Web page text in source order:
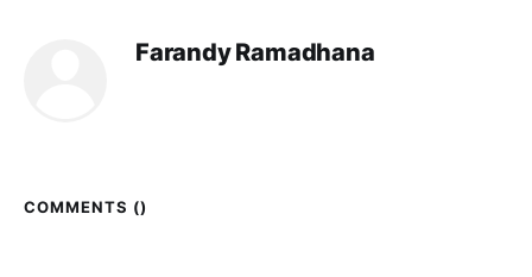
Farandy Ramadhana
COMMENTS ()